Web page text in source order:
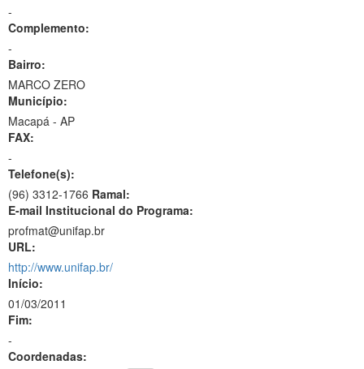
-
Complemento:
-
Bairro:
MARCO ZERO
Município:
Macapá - AP
FAX:
-
Telefone(s):
(96) 3312-1766 Ramal:
E-mail Institucional do Programa:
profmat@unifap.br
URL:
http://www.unifap.br/
Início:
01/03/2011
Fim:
-
Coordenadas: